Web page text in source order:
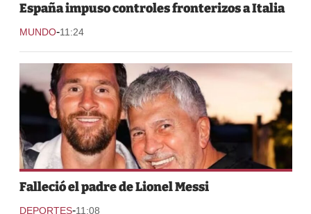
España impuso controles fronterizos a Italia
MUNDO-11:24
Falleció el padre de Lionel Messi
DEPORTES-11:08